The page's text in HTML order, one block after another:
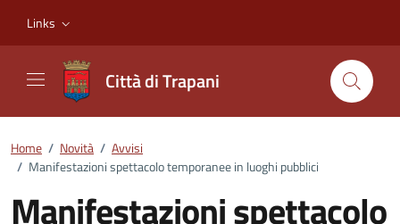
Links
Città di Trapani
Home / Novità / Avvisi
/ Manifestazioni spettacolo temporanee in luoghi pubblici
Manifestazioni spettacolo